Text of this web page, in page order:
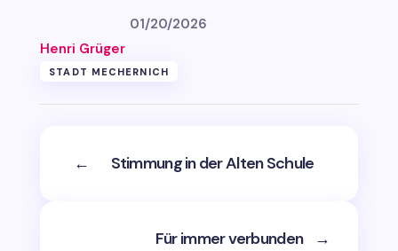
Henri Grüger
01/20/2026
STADT MECHERNICH
← Stimmung in der Alten Schule
Für immer verbunden →